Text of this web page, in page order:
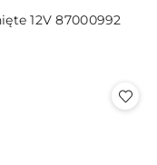
12V 87000992